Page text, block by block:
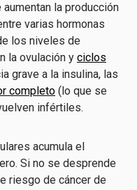
la producción
varias hormonas
los niveles de
la ovulación y ciclos
grave a la insulina, las
completo (lo que se
infértiles.
acumula el
Si no se desprende
riesgo de cáncer de